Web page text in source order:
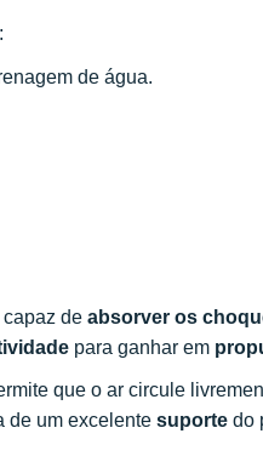
:
de água.
de absorver os
para ganhar em
que o ar circule
de um excelente suporte do